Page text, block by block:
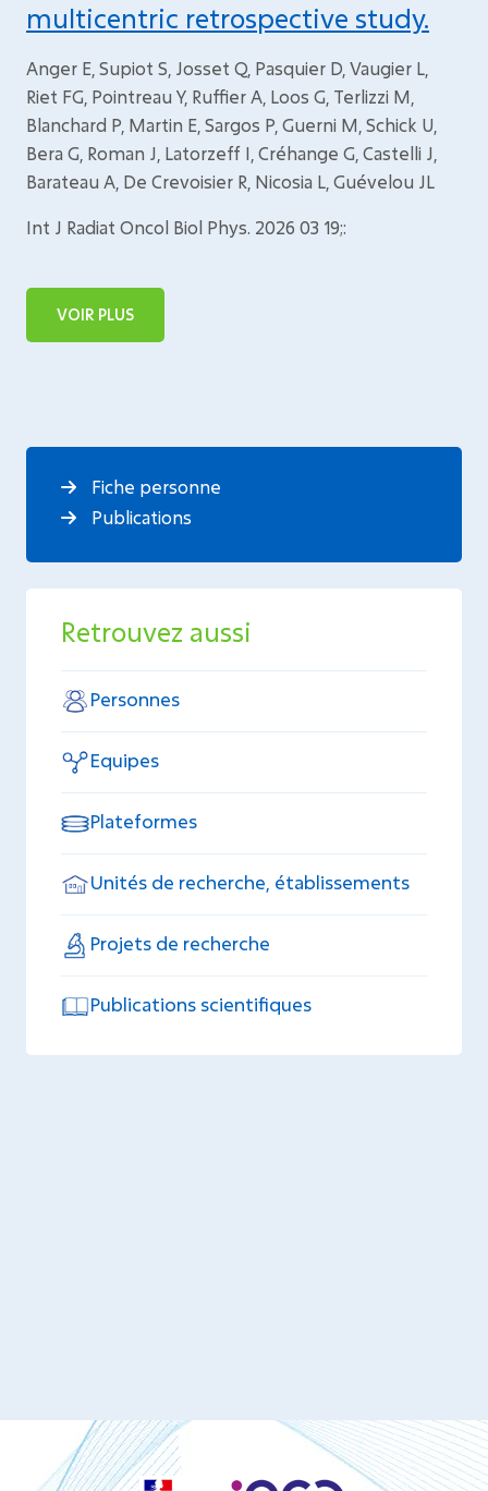
multicentric retrospective study.
Anger E, Supiot S, Josset Q, Pasquier D, Vaugier L,
Riet FG, Pointreau Y, Ruffier A, Loos G, Terlizzi M,
Blanchard P, Martin E, Sargos P, Guerni M, Schick U,
Bera G, Roman J, Latorzeff I, Créhange G, Castelli J,
Barateau A, De Crevoisier R, Nicosia L, Guévelou JL
Int J Radiat Oncol Biol Phys. 2026 03 19;:
VOIR PLUS
Fiche personne
Publications
Retrouvez aussi
Personnes
Equipes
Plateformes
Unités de recherche, établissements
Projets de recherche
Publications scientifiques